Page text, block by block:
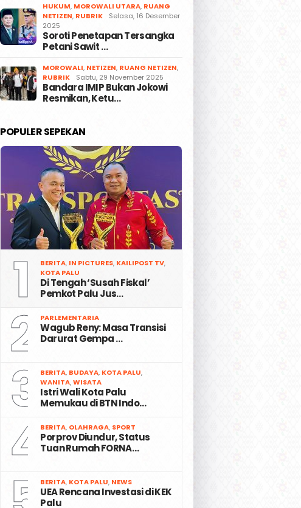
HUKUM, MOROWALI UTARA, RUANG
NETIZEN, RUBRIK
Selasa, 16 Desember
2025
Soroti Penetapan Tersangka
Petani Sawit …
MOROWALI, NETIZEN, RUANG NETIZEN,
RUBRIK
Sabtu, 29 November 2025
Bandara IMIP Bukan Jokowi
Resmikan, Ketu…
POPULER SEPEKAN
1 BERITA, IN PICTURES, KAILIPOST TV,
KOTA PALU
Di Tengah ‘Susah Fiskal’
Pemkot Palu Jus…
2 PARLEMENTARIA
Wagub Reny: Masa Transisi
Darurat Gempa …
3 BERITA, BUDAYA, KOTA PALU,
WANITA,WISATA
Istri Wali Kota Palu
Memukau di BTN Indo…
4 BERITA, OLAHRAGA, SPORT
Porprov Diundur, Status
Tuan Rumah FORNA…
BERITA, KOTA PALU, NEWS
UEA Rencana Investasi di KEK
Palu